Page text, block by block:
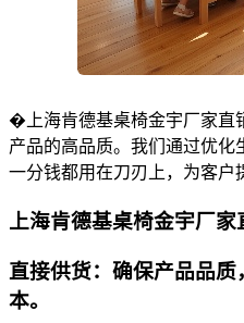
�上海肯德基桌椅金宇厂家直
产品的高品质。我们通过优
一分钱都用在刀刃上，为客户
上海肯德基桌椅金宇厂家
直接供货：确保产品品
本。